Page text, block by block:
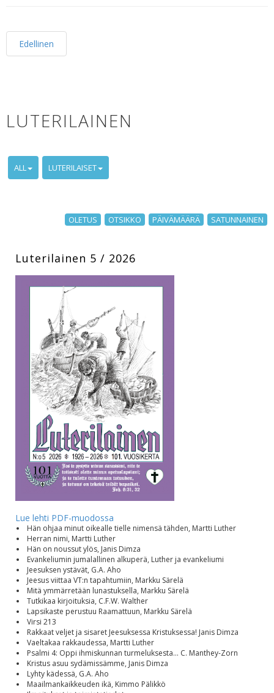
Edellinen
LUTERILAINEN
ALL LUTERILAISET
OLETUS OTSIKKO PÄIVÄMÄÄRÄ SATUNNAINEN
Luterilainen 5 / 2026
Lue lehti PDF-muodossa
Hän ohjaa minut oikealle tielle nimensä tähden, Martti Luther
Herran nimi, Martti Luther
Hän on noussut ylös, Janis Dimza
Evankeliumin jumalallinen alkuperä, Luther ja evankeliumi
Jeesuksen ystävät, G.A. Aho
Jeesus viittaa VT:n tapahtumiin, Markku Särelä
Mitä ymmärretään lunastuksella, Markku Särelä
Tutkikaa kirjoituksia, C.F.W. Walther
Lapsikaste perustuu Raamattuun, Markku Särelä
Virsi 213
Rakkaat veljet ja sisaret Jeesuksessa Kristuksessa! Janis Dimza
Vaeltakaa rakkaudessa, Martti Luther
Psalmi 4: Oppi ihmiskunnan turmeluksesta... C. Manthey-Zorn
Kristus asuu sydämissämme, Janis Dimza
Lyhty kädessä, G.A. Aho
Maailmankaikkeuden ikä, Kimmo Pälikkö